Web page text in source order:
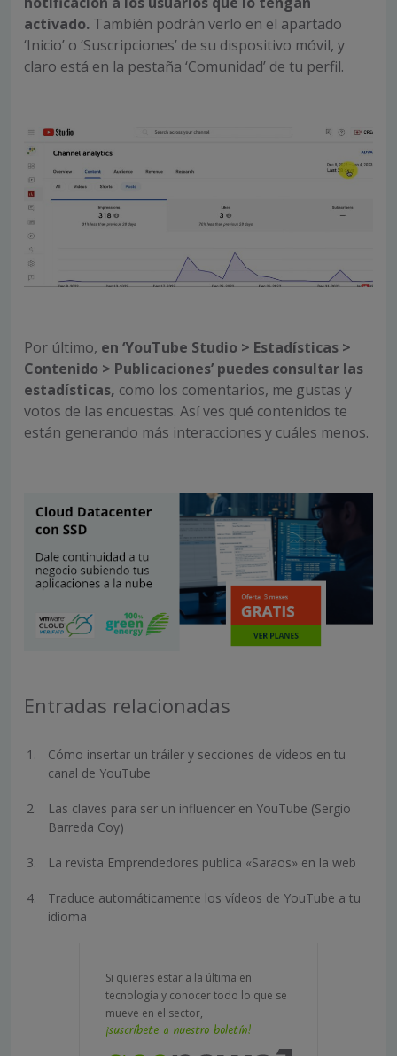
activado. También podrán verlo en el apartado
‘Inicio’ o ‘Suscripciones’ de su dispositivo móvil, y
claro está en la pestaña ‘Comunidad’ de tu perfil.
Por último, en ‘YouTube Studio > Estadísticas >
Contenido > Publicaciones’ puedes consultar las
estadísticas, como los comentarios, me gustas y
votos de las encuestas. Así ves qué contenidos te
están generando más interacciones y cuáles menos.
Entradas relacionadas
Cómo insertar un tráiler y secciones de vídeos en tu
canal de YouTube
Las claves para ser un influencer en YouTube (Sergio
Barreda Coy)
La revista Emprendedores publica «Saraos» en la web
Traduce automáticamente los vídeos de YouTube a tu
idioma
Si quieres estar a la última en
tecnología y conocer todo lo que se
mueve en el sector,
¡suscríbete a nuestro boletín!